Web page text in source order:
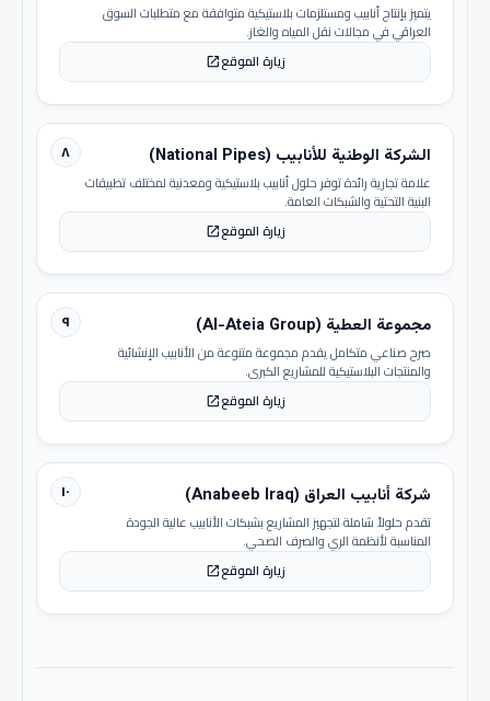
يتميز بإنتاج أنابيب ومستلزمات بلاستيكية متوافقة مع متطلبات السوق
العراقي في مجالات نقل المياه والغاز.
زيارة الموقعopen_in_new
٨ الشركة الوطنية للأنابيب (National Pipes)
علامة تجارية رائدة توفر حلول أنابيب بلاستيكية ومعدنية لمختلف تطبيقات
البنية التحتية والشبكات العامة.
زيارة الموقعopen_in_new
٩ مجموعة العطية (Al-Ateia Group)
صرح صناعي متكامل يقدم مجموعة متنوعة من الأنابيب الإنشائية
والمنتجات البلاستيكية للمشاريع الكبرى.
زيارة الموقعopen_in_new
١٠ شركة أنابيب العراق (Anabeeb Iraq)
تقدم حلولاً شاملة لتجهيز المشاريع بشبكات الأنابيب عالية الجودة
المناسبة لأنظمة الري والصرف الصحي.
زيارة الموقعopen_in_new